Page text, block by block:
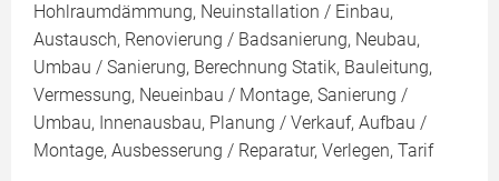
Hohlraumdämmung, Neuinstallation / Einbau,
Austausch, Renovierung / Badsanierung, Neubau,
Umbau / Sanierung, Berechnung Statik, Bauleitung,
Vermessung, Neueinbau / Montage, Sanierung /
Umbau, Innenausbau, Planung / Verkauf, Aufbau /
Montage, Ausbesserung / Reparatur, Verlegen, Tarif